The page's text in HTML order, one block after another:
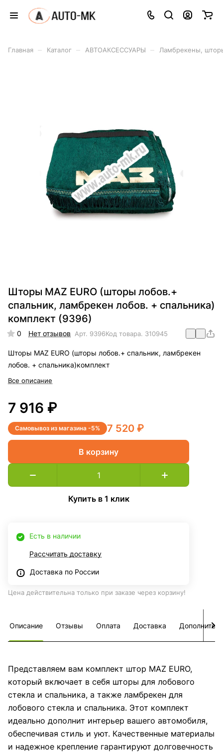
Главная Каталог АВТОАКСЕССУАРЫ Ламбрекены,
Шторы MAZ EURO (шторы лобов.+
спальник, ламбрекен лобов. + спальника)
комплект (9396)
0 Нет отзывов Арт. 9396Код товара. 310945
Шторы MAZ EURO (шторы лобов.+ спальник, ламбрекен
лобов. + спальника)комплект
Все описание
7 916 ₽
Самовывоз из магазина -5% 7 520 ₽
В корзину
Купить в 1 клик
Есть в наличии
Рассчитать доставку
Доставка по России
Цена действительна только при заказе через корзину!
Описание Отзывы Оплата Доставка
Представляем вам комплект штор MAZ EURO,
который включает в себя шторы для лобового
стекла и спальника, а также ламбрекен для
лобового стекла и спальника. Этот комплект
идеально дополнит интерьер вашего автомобиля,
обеспечивая стиль и уют. Качественные материалы
и надежное крепление гарантируют долговечность